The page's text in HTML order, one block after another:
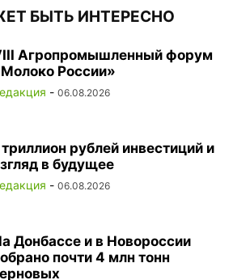
БЫТЬ ИНТЕРЕСНО
Агропромышленный форум
России»
- 06.08.2026
триллион рублей инвестиций и
в будущее
- 06.08.2026
Донбассе и в Новороссии
почти 4 млн тонн